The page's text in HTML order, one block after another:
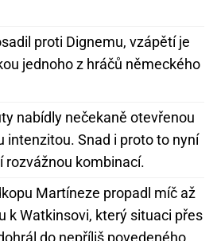
proti Dignemu, vzápětí je
jednoho z hráčů německého
nabídly nečekaně otevřenou
intenzitou. Snad i proto to nyní
rozvážnou kombinací.
Martíneze propadl míč až
k Watkinsovi, který situaci přes